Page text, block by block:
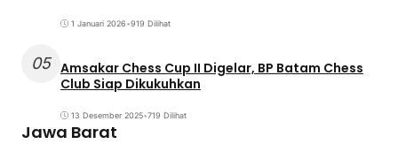
1 Januari 2026•919 Dilihat
05 Amsakar Chess Cup II Digelar, BP Batam Chess
Club Siap Dikukuhkan
13 Desember 2025•719 Dilihat
Jawa Barat